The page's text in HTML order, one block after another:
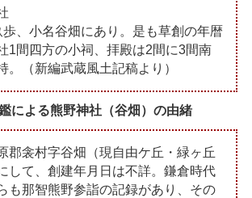
、小名谷畑にあり。是も草創の年暦
1間四方の小祠、拝殿は2間に3間南
。（新編武蔵風土記稿より）
による熊野神社（谷畑）の由緒
郡衾村字谷畑（現自由ケ丘・緑ヶ丘
して、創建年月日は不詳。鎌倉時代
も那智熊野参詣の記録があり、その